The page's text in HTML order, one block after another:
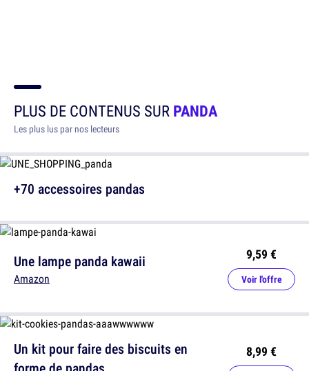
PLUS DE CONTENUS SURPANDA
Les plus lus par nos lecteurs
+70 accessoires pandas
Une lampe panda kawaii
Amazon
9,59 €
Voir l'offre
Un kit pour faire des biscuits en
8,99 €